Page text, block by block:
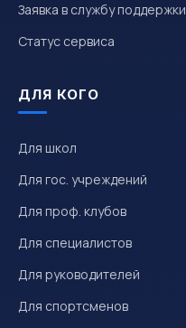
Заявка в службу поддержки
Статус сервиса
ДЛЯ КОГО
Для школ
Для гос. учреждений
Для проф. клубов
Для специалистов
Для руководителей
Для спортсменов